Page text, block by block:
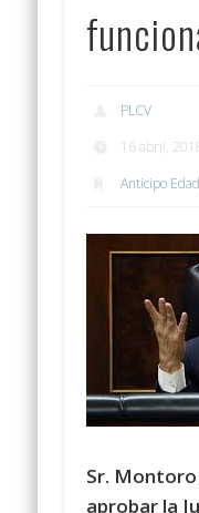
PLCV
16 abril,
Anticipo
Sr.
aprobar la